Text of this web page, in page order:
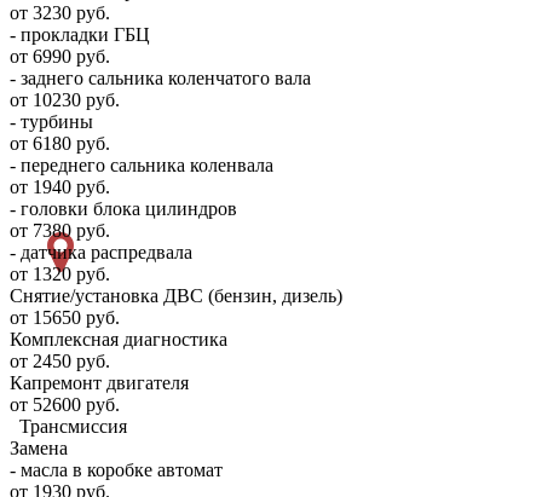
от 3230 руб.
- прокладки ГБЦ
от 6990 руб.
- заднего сальника коленчатого вала
от 10230 руб.
- турбины
от 6180 руб.
- переднего сальника коленвала
от 1940 руб.
- головки блока цилиндров
от 7380 руб.
- датчика распредвала
от 1320 руб.
Снятие/установка ДВС (бензин, дизель)
от 15650 руб.
Комплексная диагностика
от 2450 руб.
Капремонт двигателя
от 52600 руб.
Трансмиссия
Замена
- масла в коробке автомат
от 1930 руб.